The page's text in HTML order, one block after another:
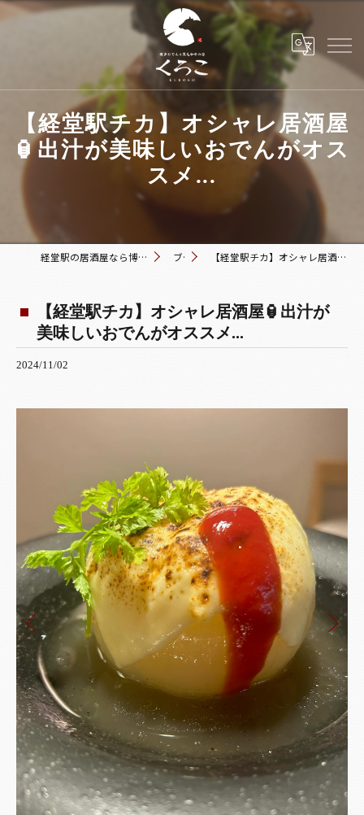
【経堂駅チカ】オシャレ居酒屋
🏮出汁が美味しいおでんがオス
スメ...
経堂駅の居酒屋なら博多おでんと黒毛和牛の店 くろこ ブログ 【経堂駅チカ】オシャレ居酒屋🏮出汁が美味しいおでんがオススメ...
【経堂駅チカ】オシャレ居酒屋🏮出汁が
美味しいおでんがオススメ...
2024/11/02